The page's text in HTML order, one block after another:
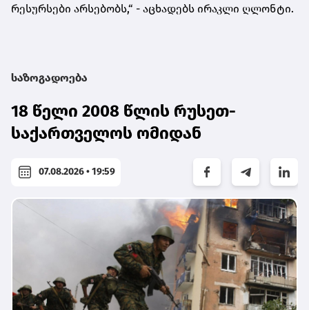
რესურსები არსებობს,“ - აცხადებს ირაკლი ღლონტი.
საზოგადოება
18 წელი 2008 წლის რუსეთ-
საქართველოს ომიდან
07.08.2026 • 19:59